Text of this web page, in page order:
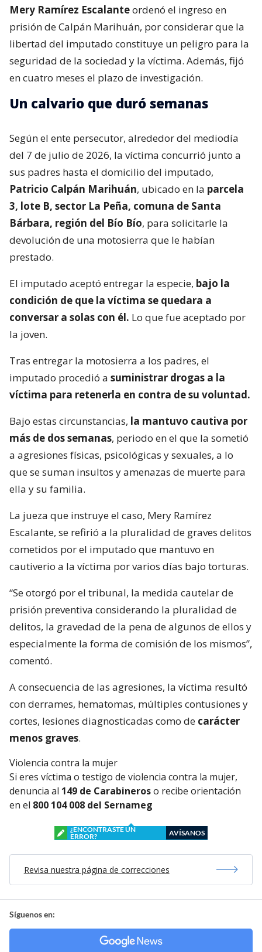
Mery Ramírez Escalanteordenó el ingreso en
prisión de Calpán Marihuán, por considerar que la
libertad del imputado constituye un peligro para la
seguridad de la sociedad y la víctima. Además, fijó
en cuatro meses el plazo de investigación.
Un calvario que duró semanas
Según el ente persecutor, alrededor del mediodía
del 7 de julio de 2026, la víctima concurrió junto a
sus padres hasta el domicilio del imputado,
Patricio Calpán Marihuán, ubicado en la parcela
3, lote B, sector La Peña, comuna de Santa
Bárbara, región del Bío Bío, para solicitarle la
devolución de una motosierra que le habían
prestado.
El imputado aceptó entregar la especie, bajo la
condición de que la víctima se quedara a
conversar a solas con él. Lo que fue aceptado por
la joven.
Tras entregar la motosierra a los padres, el
imputado procedió a suministrar drogas a la
víctima para retenerla en contra de su voluntad.
Bajo estas circunstancias, la mantuvo cautiva por
más de dos semanas, periodo en el que la sometió
a agresiones físicas, psicológicas y sexuales, a lo
que se suman insultos y amenazas de muerte para
ella y su familia.
La jueza que instruye el caso, Mery Ramírez
Escalante, se refirió a la pluralidad de graves delitos
cometidos por el imputado que mantuvo en
cautiverio a la víctima por varios días bajo torturas.
“Se otorgó por el tribunal, la medida cautelar de
prisión preventiva considerando la pluralidad de
delitos, la gravedad de la pena de algunos de ellos y
especialmente la forma de comisión de los mismos”,
comentó.
A consecuencia de las agresiones, la víctima resultó
con derrames, hematomas, múltiples contusiones y
cortes, lesiones diagnosticadas como de carácter
menos graves.
Violencia contra la mujer
Si eres víctima o testigo de violencia contra la mujer,
denuncia al 149 de Carabineroso recibe orientación
en el 800 104 008 del Sernameg
¿ENCONTRASTE UN
ERROR?
AVÍSANOS
Revisa nuestra página de correcciones
Síguenos en: